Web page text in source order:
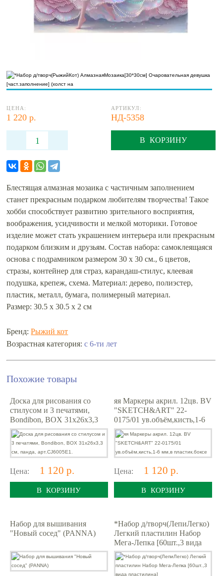
ЦЕНА:
1 220 р.
АРТИКУЛ:
НД-5358
В КОРЗИНУ
Блестящая алмазная мозаика с частичным заполнением
станет прекрасным подарком любителям творчества! Такое
хобби способствует развитию зрительного восприятия,
воображения, усидчивости и мелкой моторики. Готовое
изделие может стать украшением интерьера или прекрасным
подарком близким и друзьям. Состав набора: самоклеящаяся
основа с подрамником размером 30 x 30 см., 6 цветов,
стразы, контейнер для страз, карандаш-стилус, клеевая
подушка, крепеж, схема. Материал: дерево, полиэстер,
пластик, металл, бумага, полимерный материал.
Размер: 30.5 х 30.5 х 2 см
Бренд:Рыжий кот
Возрастная категория:с 6-ти лет
Похожие товары
Доска для рисования со
стилусом и 3 печатями,
Bondibon, BOX 31x26x3,3
см, панда, арт.CJ6005E1.
Цена: 1 120 р.
В КОРЗИНУ
яя Маркеры акрил. 12цв. BV
"SKETCH&ART" 22-
0175/01 ув.объём,кисть,1-6
мм,в пластик.боксе
Цена: 1 120 р.
В КОРЗИНУ
Набор для вышивания
"Новый сосед" (PANNA)
*Набор д/творч(ЛепиЛегко)
Легкий пластилин Набор
Мега-Лепка [60шт.,3 вида
пластилина]